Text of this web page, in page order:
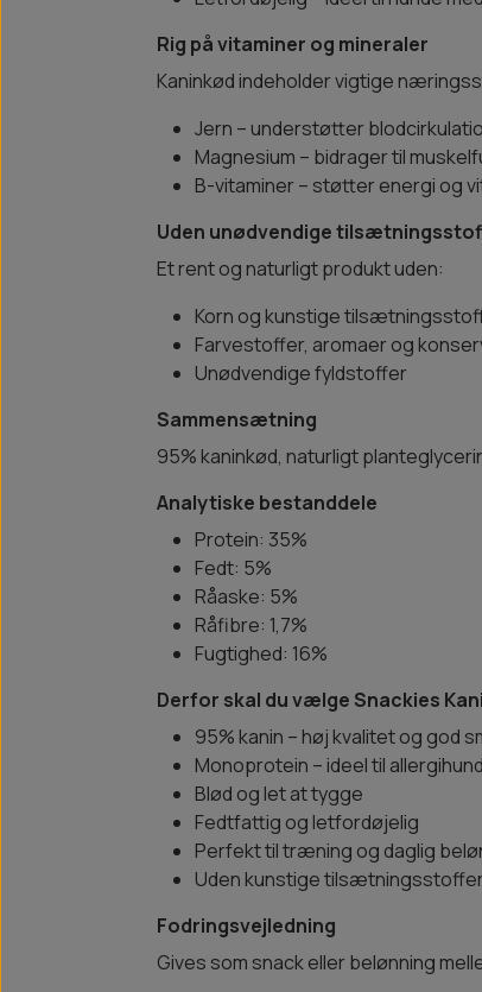
Rig på vitaminer og mineraler
Kaninkød indeholder vigtige
Jern – understøtter
Magnesium – bidrager til
B-vitaminer – støtter energi og
Uden unødvendige
Et rent og naturligt produkt uden:
Korn og kunstige
Farvestoffer, aromaer og
Unødvendige fyldstoffer
Sammensætning
95% kaninkød, naturligt
Analytiske bestanddele
Protein: 35%
Fedt: 5%
Råaske: 5%
Råfibre: 1,7%
Fugtighed: 16%
Derfor skal du vælge Snackies
95% kanin – høj kvalitet og god
Monoprotein – ideel til
Blød og let at tygge
Fedtfattig og letfordøjelig
Perfekt til træning og daglig
Uden kunstige
Fodringsvejledning
Gives som snack eller belønning